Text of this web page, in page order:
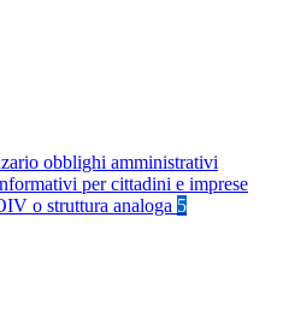
obblighi amministrativi
per cittadini e imprese
o struttura analoga 5